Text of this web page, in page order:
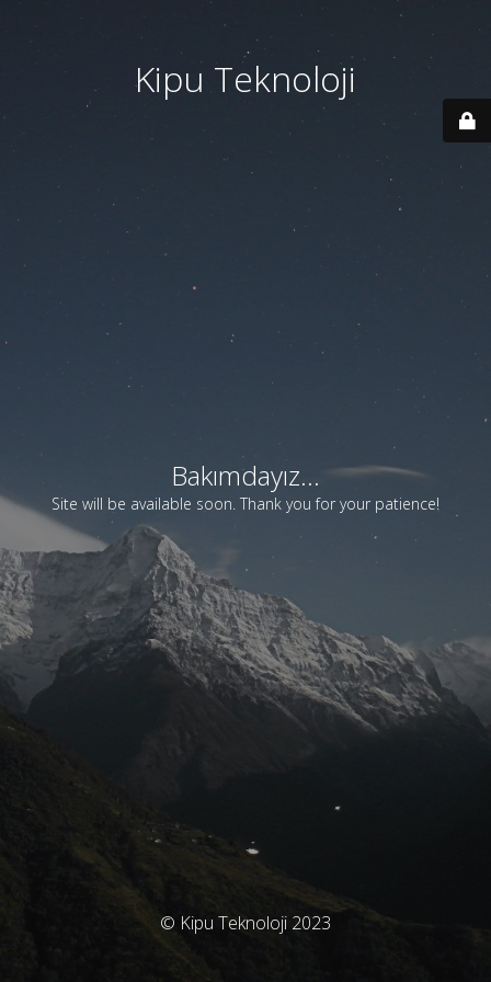
Kipu Teknoloji
Bakımdayız...
Site will be available soon. Thank you for your patience!
© Kipu Teknoloji 2023